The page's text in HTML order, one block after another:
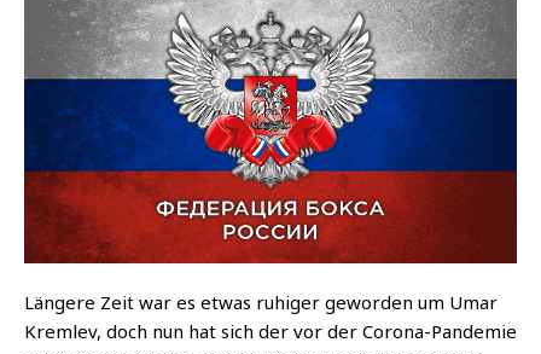
Län­ge­re Zeit war es etwas ruhi­ger gewor­den um Umar
Kreml­ev, doch nun hat sich der vor der Coro­na-Pan­de­mie